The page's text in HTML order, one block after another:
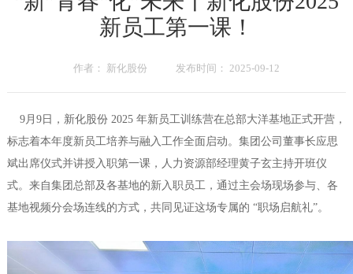
新员工第一课！
作者： 新化股份 发布时间： 2025-09-12
9月9日，新化股份 2025 年新员工训练营在总部大洋基地正式开营，
标志着本年度新员工培养与融入工作全面启动。集团公司董事长应思
斌出席仪式并讲授入职第一课，人力资源部经理黄子玄主持开班仪
式。来自集团总部及各基地的新入职员工，通过主会场现场参与、各
基地视频分会场连线的方式，共同见证这场专属的 “职场启航礼”。